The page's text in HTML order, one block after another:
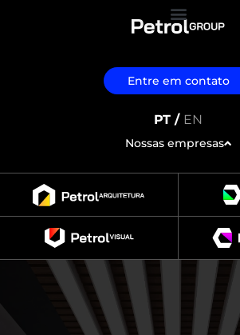
Entre em contato
PT / EN
Nossas empresas